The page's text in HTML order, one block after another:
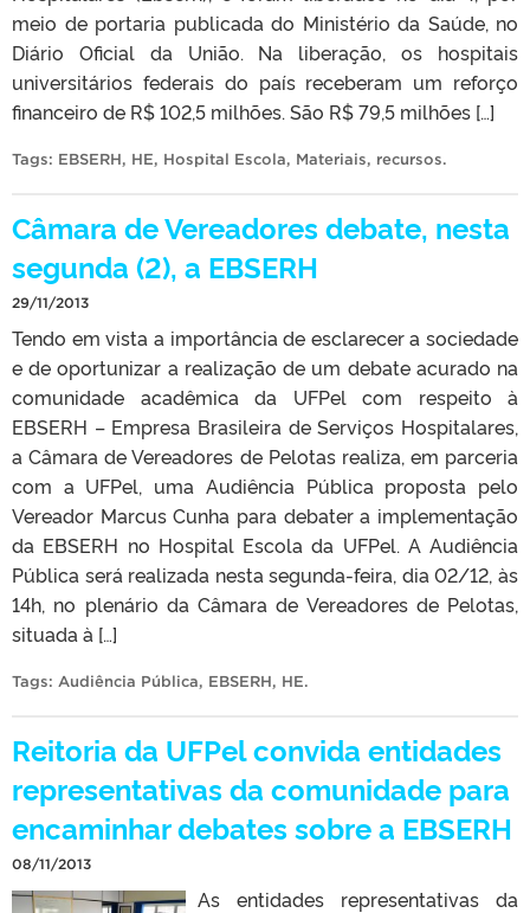
meio de portaria publicada do Ministério da Saúde, no
Diário Oficial da União. Na liberação, os hospitais
universitários federais do país receberam um reforço
financeiro de R$ 102,5 milhões. São R$ 79,5 milhões […]
Tags: EBSERH, HE, Hospital Escola, Materiais, recursos.
Câmara de Vereadores debate, nesta
segunda (2), a EBSERH
29/11/2013
Tendo em vista a importância de esclarecer a sociedade
e de oportunizar a realização de um debate acurado na
comunidade acadêmica da UFPel com respeito à
EBSERH – Empresa Brasileira de Serviços Hospitalares,
a Câmara de Vereadores de Pelotas realiza, em parceria
com a UFPel, uma Audiência Pública proposta pelo
Vereador Marcus Cunha para debater a implementação
da EBSERH no Hospital Escola da UFPel. A Audiência
Pública será realizada nesta segunda-feira, dia 02/12, às
14h, no plenário da Câmara de Vereadores de Pelotas,
situada à […]
Tags: Audiência Pública, EBSERH, HE.
Reitoria da UFPel convida entidades
representativas da comunidade para
encaminhar debates sobre a EBSERH
08/11/2013
As entidades representativas da